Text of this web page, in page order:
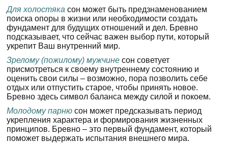
Для холостяка сон может быть предзнаменованием
поиска опоры в жизни или необходимости создать
фундамент для будущих отношений и дел. Бревно
подсказывает, что сейчас важен выбор пути, который
укрепит Ваш внутренний мир.
Зрелому (пожилому) мужчине сон советует
присмотреться к своему внутреннему состоянию и
оценить свои силы – возможно, пора позволить себе
отдых или отпустить старое, чтобы принять новое.
Бревно здесь символ баланса между силой и покоем.
Молодому парню сон может предсказывать период
укрепления характера и формирования жизненных
принципов. Бревно – это первый фундамент, который
поможет выдержать испытания внешнего мира.